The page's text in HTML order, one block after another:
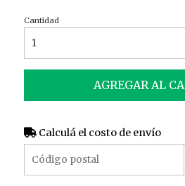
Cantidad
AGREGAR AL
Calculá el costo de envío